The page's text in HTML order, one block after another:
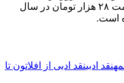
صفحه، با شمارگان ۱۲۰۰ نسخه و قیمت ۲۸ هزار تومان در سال
نقد ادبینقد ادبی از افلاتون تا